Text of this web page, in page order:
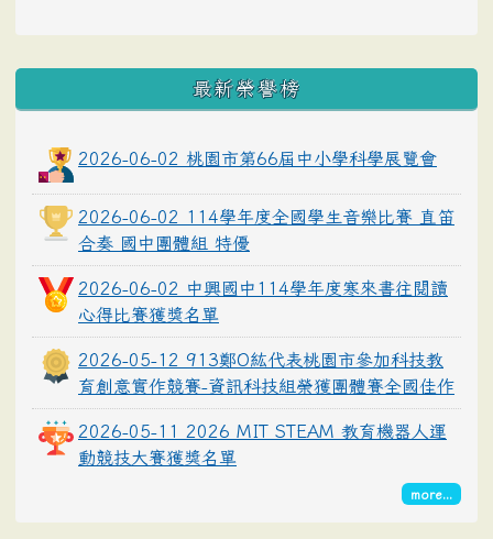
最新榮譽榜
2026-06-02 桃園市第66屆中小學科學展覽會
2026-06-02 114學年度全國學生音樂比賽 直笛
合奏 國中團體組 特優
2026-06-02 中興國中114學年度寒來書往閱讀
心得比賽獲獎名單
2026-05-12 913鄭O紘代表桃園市參加科技教
育創意實作競賽-資訊科技組榮獲團體賽全國佳作
2026-05-11 2026 MIT STEAM 教育機器人運
動競技大賽獲獎名單
more...